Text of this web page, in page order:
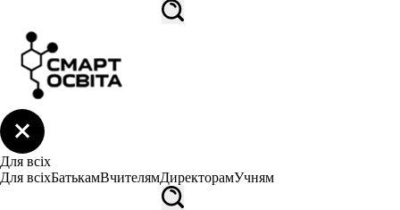
Для всіх
Для всіхБатькамВчителямДиректорамУчням